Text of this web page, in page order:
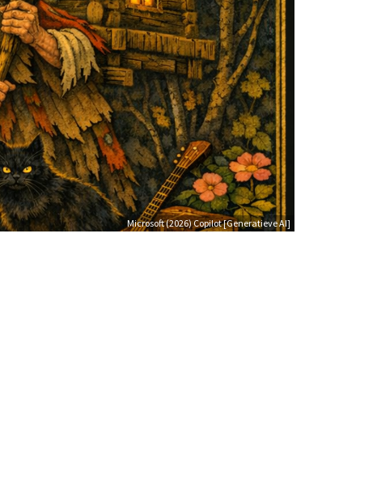
Microsoft (2026) Copilot [Generatieve AI]